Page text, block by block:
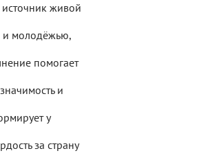
живой
и молодёжью,
помогает
и
у
за страну